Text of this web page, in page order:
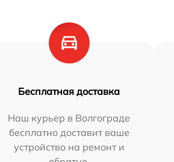
Бесплатная доставка
Наш курьер в Волгограде
бесплатно доставит ваше
устройство на ремонт и